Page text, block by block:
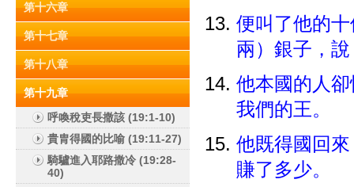
第十六章
第十七章
第十八章
第十九章
呼喚稅吏長撒該 (19:1-10)
貴胄得國的比喻 (19:11-27)
騎驢進入耶路撒冷 (19:28-
40)
便叫了他的
兩）銀子，
他本國的人
我們的王。
他既得國回
賺了多少。